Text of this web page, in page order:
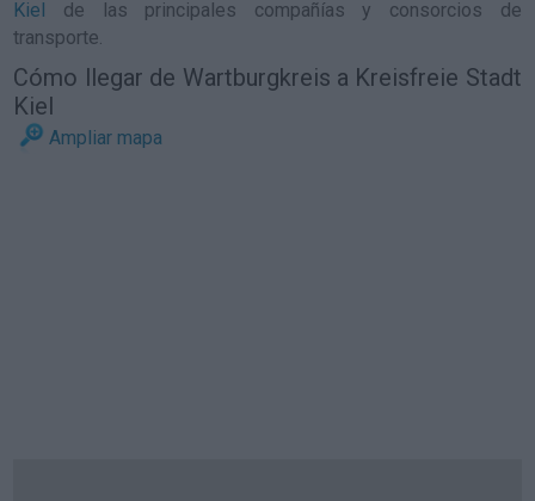
Kiel de las principales compañías y consorcios de
transporte.
Cómo llegar de Wartburgkreis a Kreisfreie Stadt
Kiel
Ampliar mapa